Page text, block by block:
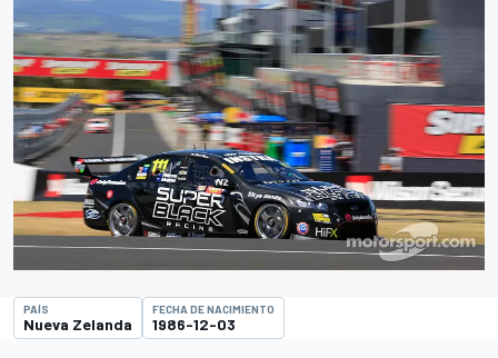
PAÍS
Nueva Zelanda
FECHA DE NACIMIENTO
1986-12-03